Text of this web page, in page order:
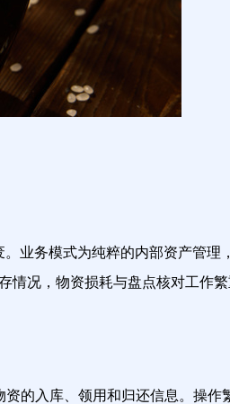
业务模式为纯粹的内部资产管理
况，物资损耗与盘点核对工作繁
的入库、领用和归还信息。操